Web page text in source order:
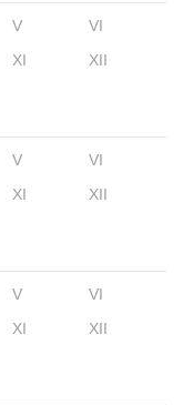
V
VI
XI XII
V
VI
XI XII
V
VI
XI XII